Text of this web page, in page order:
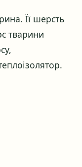
Її шерсть
тварини